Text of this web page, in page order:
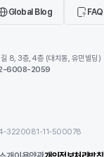
Global Blog FAQ
8, 3층, 4층 (대치동, 유민빌딩)
6008-2059
3220081-11-500078